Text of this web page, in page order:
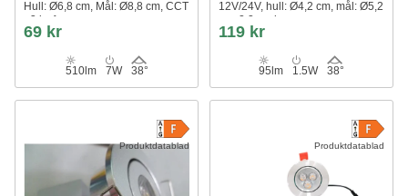
Hull: Ø6,8 cm, Mål: Ø8,8 cm, CCT
- 3 lysfarger
69 kr
510lm 7W 38°
12V/24V, hull: Ø4,2 cm, mål: Ø5,2
cm, 2,2 cm høy
119 kr
95lm 1.5W 38°
Produktdatablad Produktdatablad